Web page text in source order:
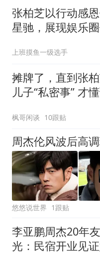
张柏芝以行动感
星驰，展现娱乐
上班摸鱼一级选手
摊牌了，直到张
儿子“私密事” 才
枫哥闲谈 10跟贴
悠悠说世界 1跟贴
李亚鹏周杰20年
光：民宿开业见